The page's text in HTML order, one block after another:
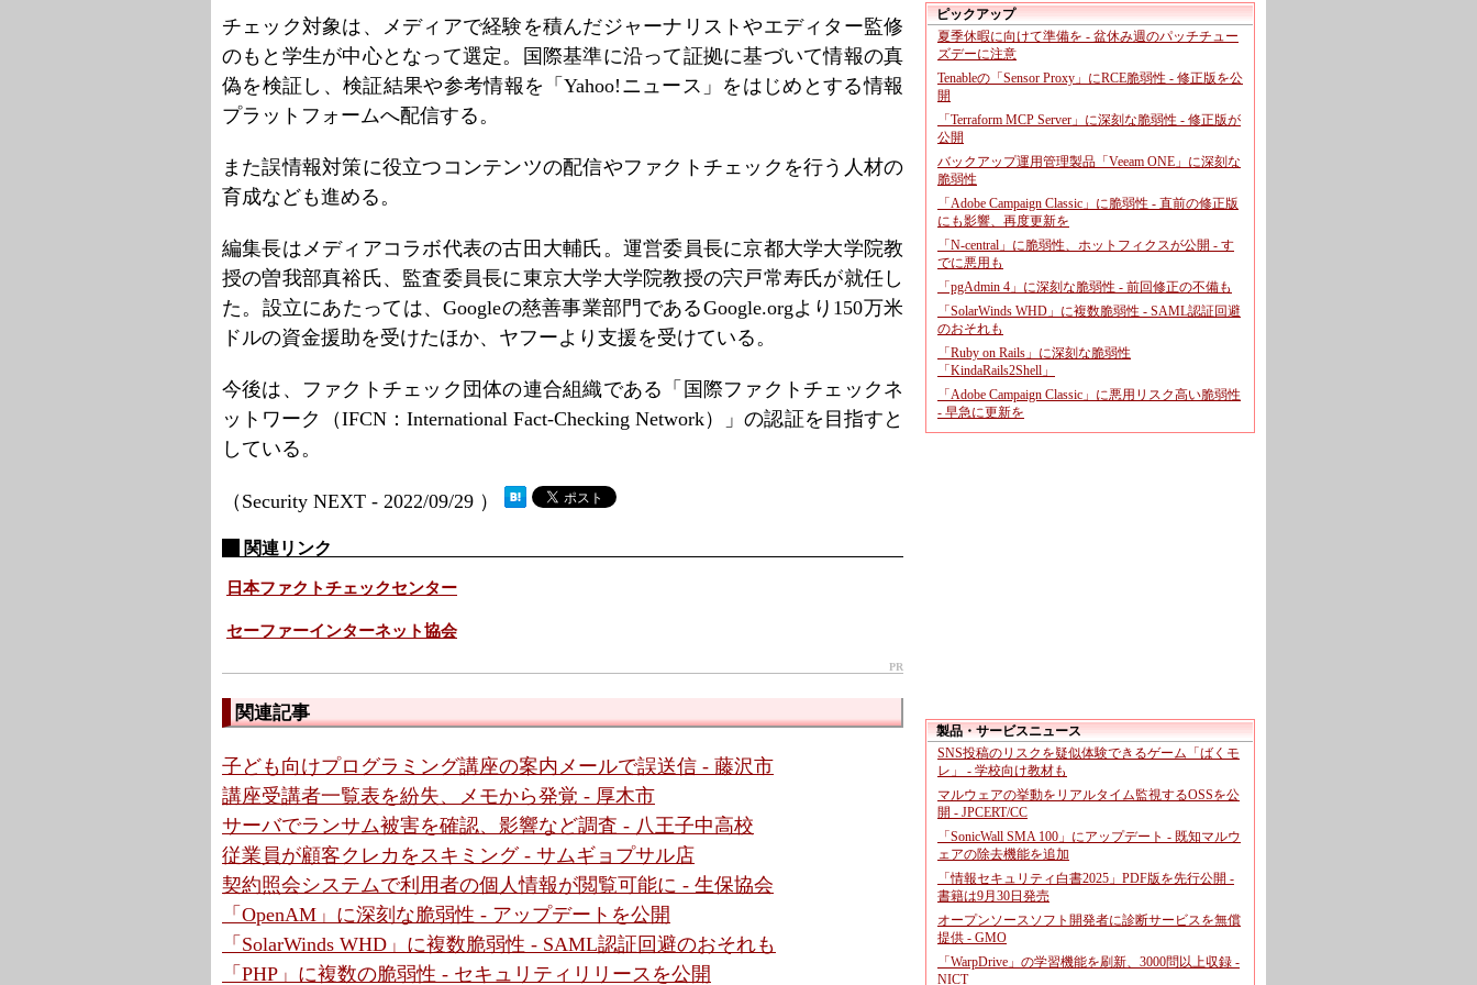
チェック対象は、メディアで経験を積んだジャーナリストやエディター監修
のもと学生が中心となって選定。国際基準に沿って証拠に基づいて情報の真
偽を検証し、検証結果や参考情報を「Yahoo!ニュース」をはじめとする情報
プラットフォームへ配信する。
また誤情報対策に役立つコンテンツの配信やファクトチェックを行う人材の
育成なども進める。
編集長はメディアコラボ代表の古田大輔氏。運営委員長に京都大学大学院教
授の曽我部真裕氏、監査委員長に東京大学大学院教授の宍戸常寿氏が就任し
た。設立にあたっては、Googleの慈善事業部門であるGoogle.orgより150万米
ドルの資金援助を受けたほか、ヤフーより支援を受けている。
今後は、ファクトチェック団体の連合組織である「国際ファクトチェックネ
ットワーク（IFCN：International Fact-Checking Network）」の認証を目指すと
している。
（Security NEXT - 2022/09/29 ）
関連リンク
日本ファクトチェックセンター
セーファーインターネット協会
PR
関連記事
子ども向けプログラミング講座の案内メールで誤送信 - 藤沢市
講座受講者一覧表を紛失、メモから発覚 - 厚木市
サーバでランサム被害を確認、影響など調査 - 八王子中高校
従業員が顧客クレカをスキミング - サムギョプサル店
契約照会システムで利用者の個人情報が閲覧可能に - 生保協会
「OpenAM」に深刻な脆弱性 - アップデートを公開
「SolarWinds WHD」に複数脆弱性 - SAML認証回避のおそれも
「PHP」に複数の脆弱性 - セキュリティリリースを公開
ピックアップ
夏季休暇に向けて準備を - 盆休み週のパッチチュー
ズデーに注意
Tenableの「Sensor Proxy」にRCE脆弱性 - 修正版を公
開
「Terraform MCP Server」に深刻な脆弱性 - 修正版が
公開
バックアップ運用管理製品「Veeam ONE」に深刻な
脆弱性
「Adobe Campaign Classic」に脆弱性 - 直前の修正版
にも影響、再度更新を
「N-central」に脆弱性、ホットフィクスが公開 - す
でに悪用も
「pgAdmin 4」に深刻な脆弱性 - 前回修正の不備も
「SolarWinds WHD」に複数脆弱性 - SAML認証回避
のおそれも
「Ruby on Rails」に深刻な脆弱性
「KindaRails2Shell」
「Adobe Campaign Classic」に悪用リスク高い脆弱性
- 早急に更新を
製品・サービスニュース
SNS投稿のリスクを疑似体験できるゲーム「ばくモ
レ」 - 学校向け教材も
マルウェアの挙動をリアルタイム監視するOSSを公
開 - JPCERT/CC
「SonicWall SMA 100」にアップデート - 既知マルウ
ェアの除去機能を追加
「情報セキュリティ白書2025」PDF版を先行公開 -
書籍は9月30日発売
オープンソースソフト開発者に診断サービスを無償
提供 - GMO
「WarpDrive」の学習機能を刷新、3000問以上収録 -
NICT